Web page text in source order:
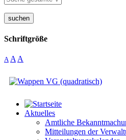
suchen
Schriftgröße
A A A
Aktuelles
Amtliche
Mitteilungen der